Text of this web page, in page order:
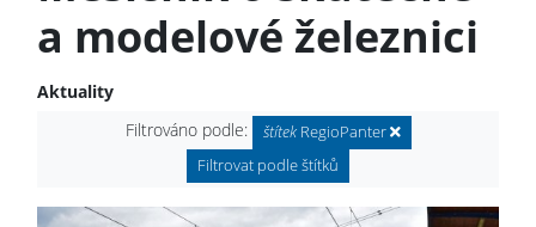
a modelové železnici
Aktuality
Filtrováno podle:
štítekRegioPanter
Filtrovat podle štítků